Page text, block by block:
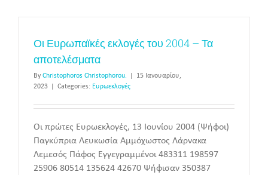
Οι Ευρωπαϊκές εκλογές του 2004 – Τα
αποτελέσματα
By Christophoros Christophorou.
15 Ιανουαρίου,
2023
Categories: Ευρωεκλογές
Οι πρώτες Ευρωεκλογές, 13 Ιουνίου 2004 (Ψήφοι)
Παγκύπρια Λευκωσία Αμμόχωστος Λάρνακα
Λεμεσός Πάφος Εγγεγραμμένοι 483311 198597
25906 80514 135624 42670 Ψήφισαν 350387